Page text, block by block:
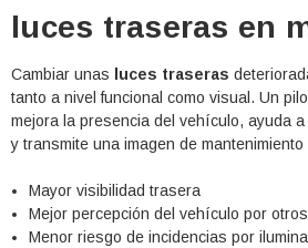
luces traseras en
Cambiar unas luces traseras
tanto a nivel funcional como visual. Un
mejora la presencia del vehículo, ayuda
y transmite una imagen de mantenimiento
Mayor visibilidad trasera
Mejor percepción del vehículo por
Menor riesgo de incidencias por